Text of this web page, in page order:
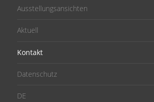
Ausstellungsansichten
Aktuell
Kontakt
Datenschutz
DE